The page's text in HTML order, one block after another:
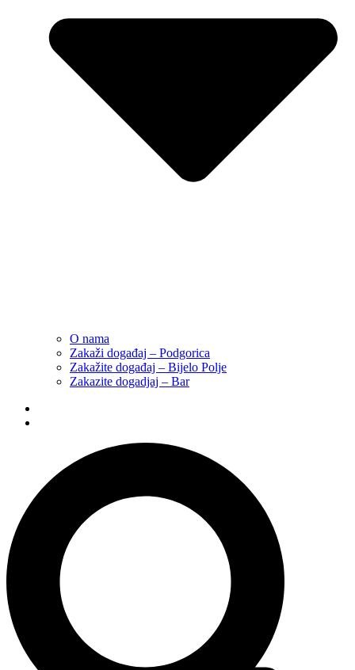
O nama
Zakaži događaj – Podgorica
Zakažite događaj – Bijelo Polje
Zakazite dogadjaj – Bar